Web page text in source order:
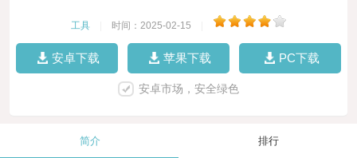
工具 时间：2025-02-15
安卓下载 苹果下载 PC下载
安卓市场，安全绿色
简介 排行